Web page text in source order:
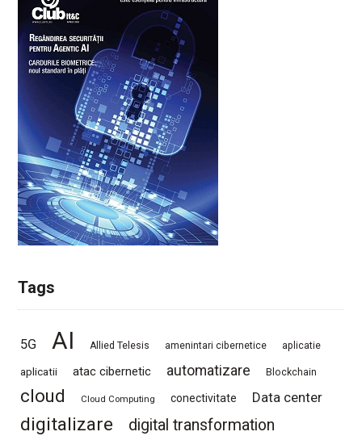
Tags
5G AI Allied Telesis amenintari cibernetice aplicatie
aplicatii atac cibernetic automatizare Blockchain
cloud Cloud Computing conectivitate Data center
digitalizare digital transformation